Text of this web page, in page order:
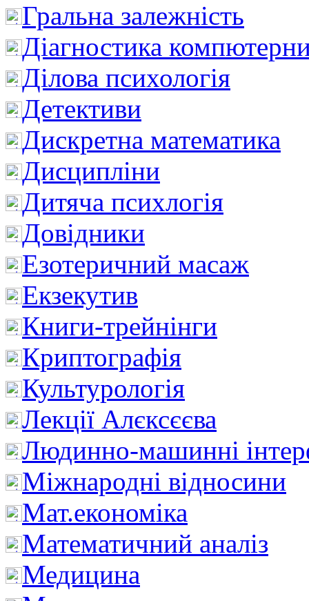
Гральна залежність
Діагностика
Ділова психологія
Детективи
Дискретна математика
Дисципліни
Дитяча психлогія
Довідники
Езотеричний масаж
Екзекутив
Книги-трейнінги
Криптографія
Культурологія
Лекції Алєксєєва
Людинно-машинні
Міжнародні відносини
Мат.економіка
Математичний аналіз
Медицина